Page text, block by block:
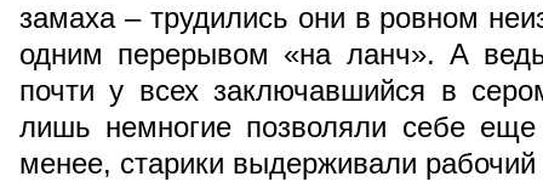
замаха – трудились они в ровном
одним перерывом «на ланч». А
почти у всех заключавшийся в
лишь немногие позволяли себе
менее, старики выдерживали